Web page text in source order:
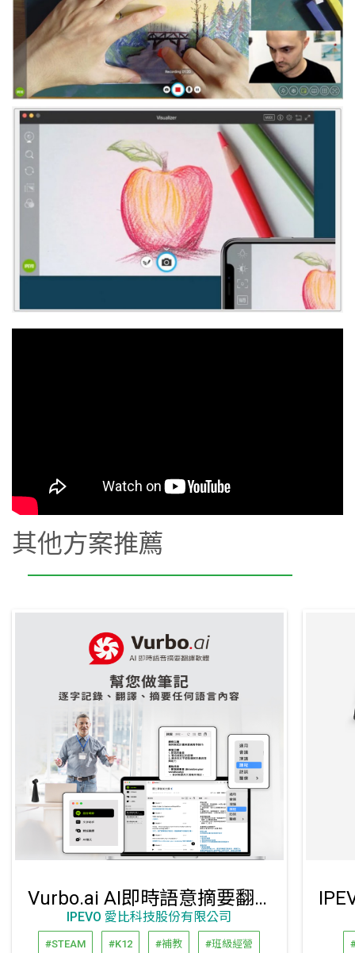
其他方案推薦
Vurbo.ai AI即時語意摘要翻譯軟體
IPEVO 愛比科技股份有限公司
#STEAM #K12 #補教 #班級經營